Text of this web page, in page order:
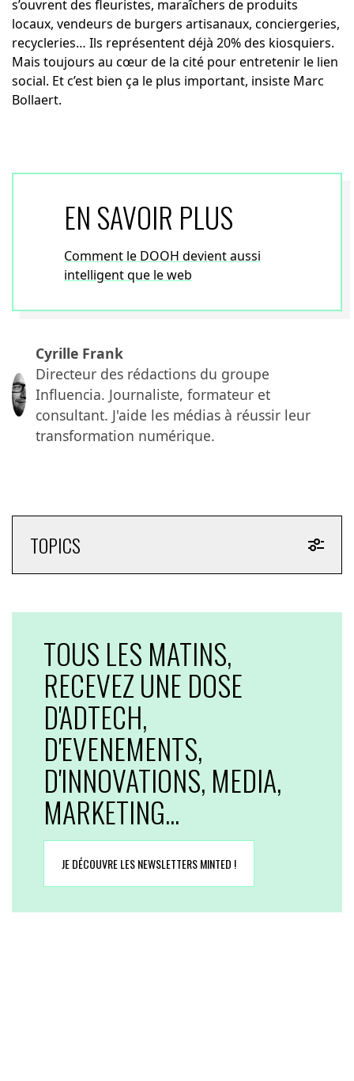
s’ouvrent des fleuristes, maraîchers de produits
locaux, vendeurs de burgers artisanaux, conciergeries,
recycleries… Ils représentent déjà 20% des kiosquiers.
Mais toujours au cœur de la cité pour entretenir le lien
social. Et c’est bien ça le plus important, insiste Marc
Bollaert.
EN SAVOIR PLUS
Comment le DOOH devient aussi
intelligent que le web
Cyrille Frank
Directeur des rédactions du groupe
Influencia. Journaliste, formateur et
consultant. J'aide les médias à réussir leur
transformation numérique.
TOPICS
TOUS LES MATINS,
RECEVEZ UNE DOSE
D'ADTECH,
D'EVENEMENTS,
D'INNOVATIONS, MEDIA,
MARKETING...
JE DÉCOUVRE LES NEWSLETTERS MINTED !